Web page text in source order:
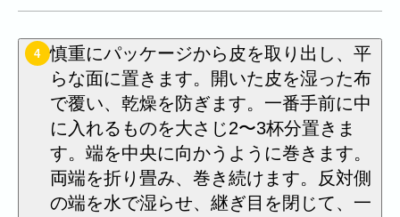
4
慎重にパッケージから皮を取り出し、平
らな面に置きます。開いた皮を湿った布
で覆い、乾燥を防ぎます。一番手前に中
に入れるものを大さじ2〜3杯分置きま
す。端を中央に向かうように巻きます。
両端を折り畳み、巻き続けます。反対側
の端を水で湿らせ、継ぎ目を閉じて、一